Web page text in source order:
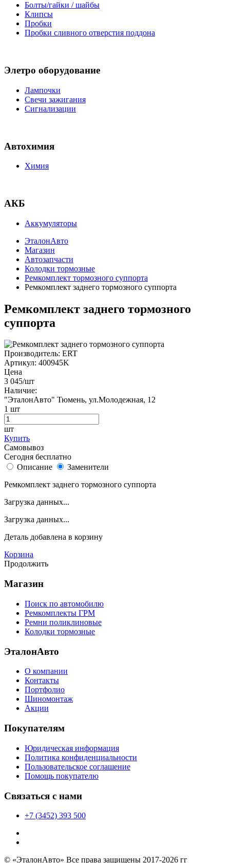
Болты/гайки / шайбы
Клипсы
Пробки
Пробки сливного отверстия поддона
Элетро оборудование
Лампочки
Свечи зажигания
Сигнализации
Автохимия
Химия
АКБ
Аккумуляторы
ЭталонАвто
Магазин
Автозапчасти
Колодки тормозные
Ремкомплект тормозного суппорта
Ремкомплект заднего тормозного суппорта
Ремкомплект заднего тормозного
суппорта
Производитель: ERT
Артикул: 400945K
Цена
3 045/шт
Наличие:
"ЭталонАвто" Тюмень, ул.Молодежная, 12
1 шт
шт
Купить
Самовывоз
Сегодня бесплатно
Описание
Заменители
Ремкомплект заднего тормозного суппорта
Загрузка данных...
Загрузка данных...
Деталь добавлена в корзину
Корзина
Продолжить
Магазин
Поиск по автомобилю
Ремкомплекты ГРМ
Ремни поликлиновые
Колодки тормозные
ЭталонАвто
О компании
Контакты
Портфолио
Шиномонтаж
Акции
Покупателям
Юридическая информация
Политика конфиденциальности
Пользовательское соглашение
Помощь покупателю
Связаться с нами
+7 (3452) 393 500
© «ЭталонАвто» Все права защищены 2017-2026 гг